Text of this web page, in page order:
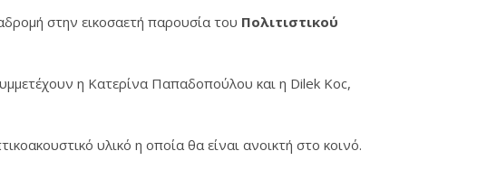
στην εικοσαετή παρουσία του Πολιτιστικού
η Κατερίνα Παπαδοπούλου και η Dilek Koc,
υλικό η οποία θα είναι ανοικτή στο κοινό.